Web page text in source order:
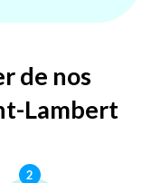
de nos
Lambert
2